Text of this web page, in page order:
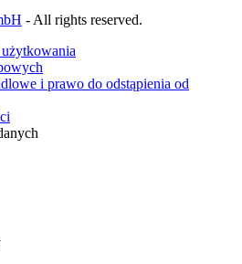
- All rights reserved.
i prawo do odstąpienia od